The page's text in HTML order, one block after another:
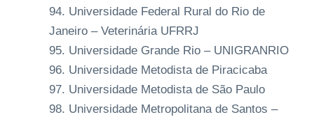
Universidade Federal Rural do Rio de
Janeiro – Veterinária UFRRJ
Universidade Grande Rio – UNIGRANRIO
Universidade Metodista de Piracicaba
Universidade Metodista de São Paulo
Universidade Metropolitana de Santos –